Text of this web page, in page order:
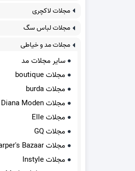
مجلات لاکچری
مجلات لباس سگ
مجلات مد و خیاطی
سایر مجلات مد
مجلات boutique
مجلات burda
مجلات Diana Moden
مجلات Elle
مجلات GQ
مجلات Harper's Bazaar
مجلات Instyle